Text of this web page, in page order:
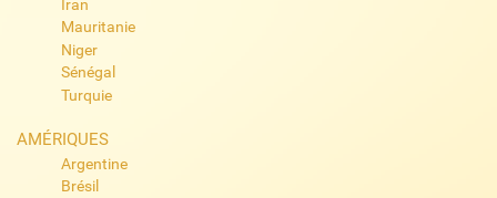
Iran
Mauritanie
Niger
Sénégal
Turquie
AMÉRIQUES
Argentine
Brésil